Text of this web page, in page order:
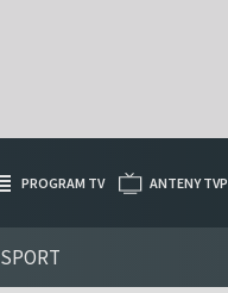
SPORT
PROGRAM TV ANTENY TVP